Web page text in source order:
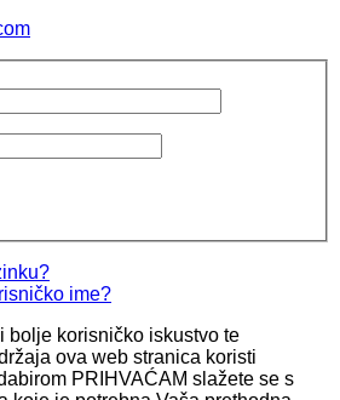
ime?
bolje korisničko iskustvo te
ova web stranica koristi
PRIHVAĆAM slažete se s